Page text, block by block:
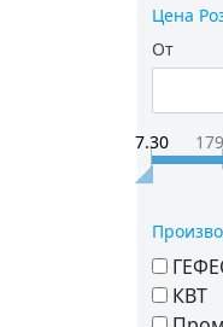
Цена
От
7.30
КВТ